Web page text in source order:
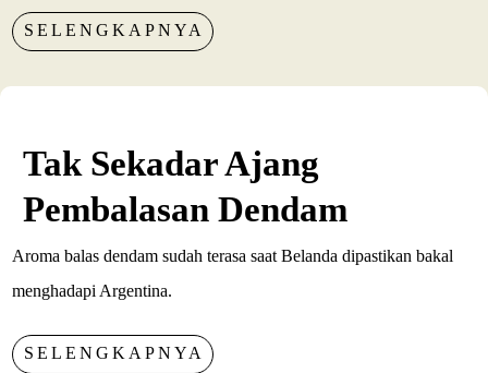
SELENGKAPNYA
Tak Sekadar Ajang
Pembalasan Dendam
Aroma balas dendam sudah terasa saat Belanda dipastikan bakal
menghadapi Argentina.
SELENGKAPNYA